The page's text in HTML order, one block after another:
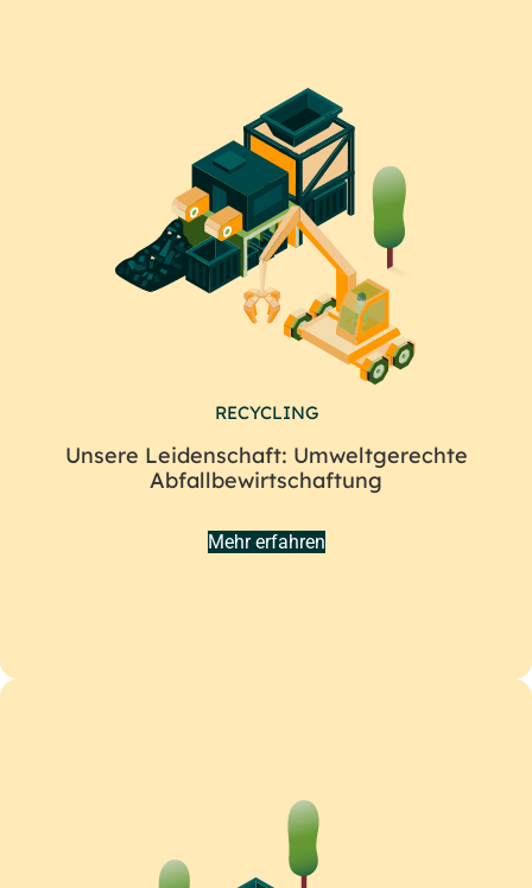
RECYCLING
Unsere Leidenschaft: Umweltgerechte
Abfallbewirtschaftung
Mehr erfahren